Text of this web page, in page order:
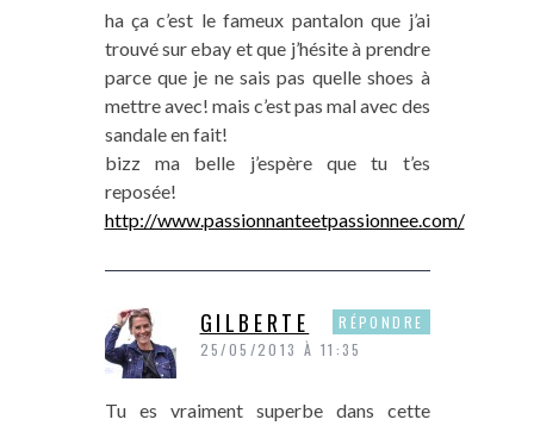
ha ça c’est le fameux pantalon que j’ai
trouvé sur ebay et que j’hésite à prendre
parce que je ne sais pas quelle shoes à
mettre avec! mais c’est pas mal avec des
sandale en fait!
bizz ma belle j’espère que tu t’es
reposée!
http://www.passionnanteetpassionnee.com/
GILBERTE
25/05/2013 À 11:35
Tu es vraiment superbe dans cette
RÉPONDRE